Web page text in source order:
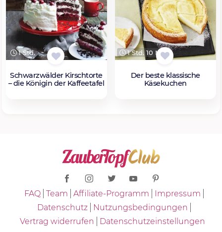
1 Std.
Schwarzwälder Kirschtorte
– die Königin der Kaffeetafel
1 Std. 10 Min.
Der beste klassische
Käsekuchen
FAQ Team Affiliate-Programm
Impressum
Datenschutz
Nutzungsbedingungen
Vertrag widerrufen
Datenschutzeinstellungen